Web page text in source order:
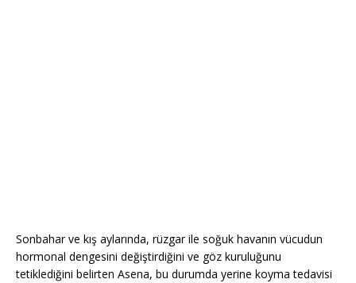
Sonbahar ve kış aylarında, rüzgar ile soğuk havanın vücudun
hormonal dengesini değiştirdiğini ve göz kuruluğunu
tetiklediğini belirten Asena, bu durumda yerine koyma tedavisi